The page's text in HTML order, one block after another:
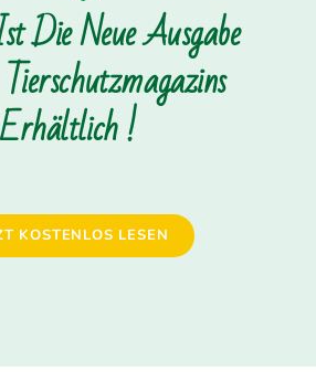
Die Neue Ausgabe
Erhältlich !
KOSTENLOS LESEN